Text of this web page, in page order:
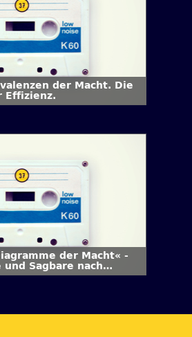
der Macht. Die
Effizienz.
der Macht« -
Sagbare nach